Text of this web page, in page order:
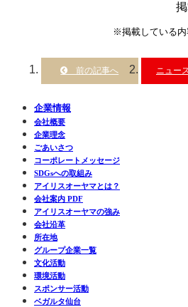
※掲載している内
ニュー
企業情報
会社概要
企業理念
ごあいさつ
コーポレートメッセージ
SDGsへの取組み
アイリスオーヤマとは？
会社案内 PDF
アイリスオーヤマの強み
会社沿革
所在地
グループ企業一覧
文化活動
環境活動
スポンサー活動
ベガルタ仙台